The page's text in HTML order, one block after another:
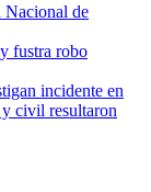
Nacional de
fustra robo
incidente en
civil resultaron